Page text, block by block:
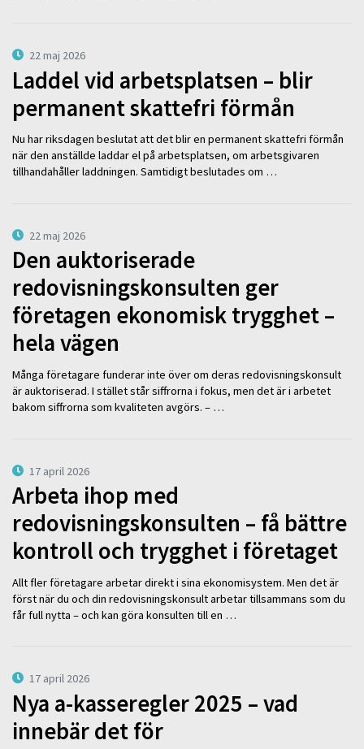
22 maj 2026
Laddel vid arbetsplatsen – blir
permanent skattefri förmån
Nu har riksdagen beslutat att det blir en permanent skattefri förmån
när den anställde laddar el på arbetsplatsen, om arbetsgivaren
tillhandahåller laddningen. Samtidigt beslutades om …
22 maj 2026
Den auktoriserade
redovisningskonsulten ger
företagen ekonomisk trygghet –
hela vägen
Många företagare funderar inte över om deras redovisningskonsult
är auktoriserad. I stället står siffrorna i fokus, men det är i arbetet
bakom siffrorna som kvaliteten avgörs. – …
17 april 2026
Arbeta ihop med
redovisningskonsulten – få bättre
kontroll och trygghet i företaget
Allt fler företagare arbetar direkt i sina ekonomisystem. Men det är
först när du och din redovisningskonsult arbetar tillsammans som du
får full nytta – och kan göra konsulten till en …
17 april 2026
Nya a-kasseregler 2025 – vad
innebär det för